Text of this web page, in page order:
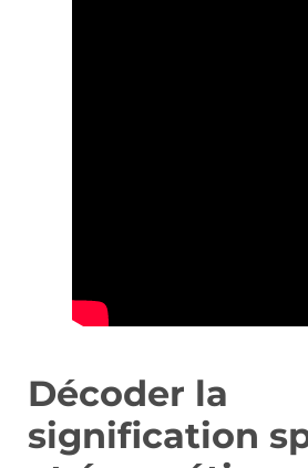
Décoder la
signification